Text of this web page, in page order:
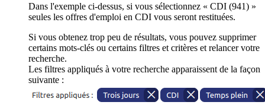
Dans l'exemple ci-dessus, si vous sélectionnez « CDI (941) »
seules les offres d'emploi en CDI vous seront restituées.
Si vous obtenez trop peu de résultats, vous pouvez supprimer
certains mots-clés ou certains filtres et critères et relancer votre
recherche.
Les filtres appliqués à votre recherche apparaissent de la façon
suivante :